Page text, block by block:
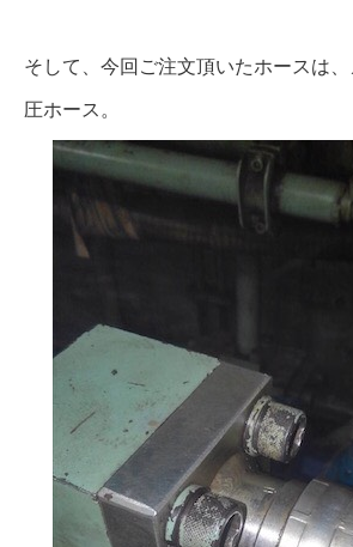
そして、今回ご注文頂いたホースは
圧ホース。